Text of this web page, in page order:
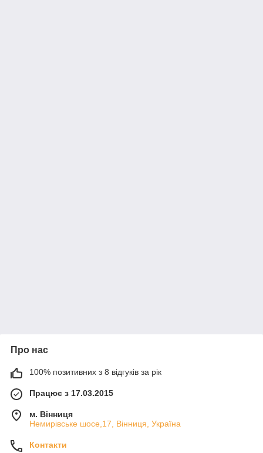
Про нас
100% позитивних з 8 відгуків за рік
Працює з 17.03.2015
м. Вінниця
Немирівське шосе,17, Вінниця, Україна
Контакти